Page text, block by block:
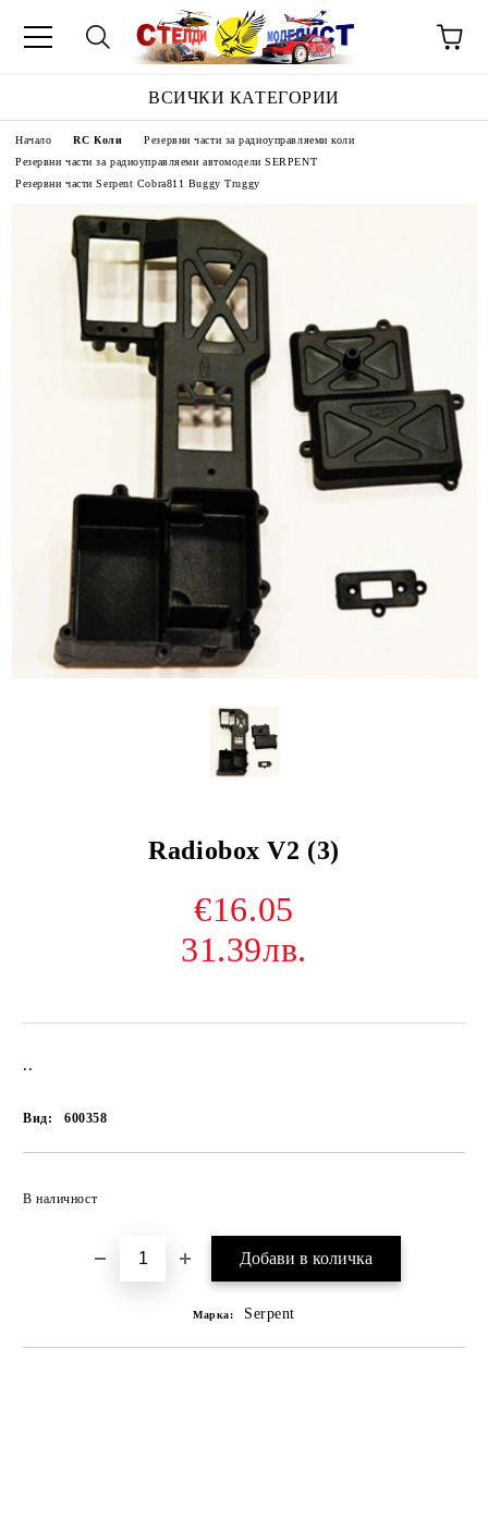
ВСИЧКИ КАТЕГОРИИ
Начало RC Коли
Резервни части за радиоуправляеми коли
Резервни части за радиоуправляеми автомодели SERPENT
Резервни части Serpent Cobra811 Buggy Truggy
Radiobox V2 (3)
€16.05
31.39лв.
..
Вид: 600358
В наличност
Марка: Serpent